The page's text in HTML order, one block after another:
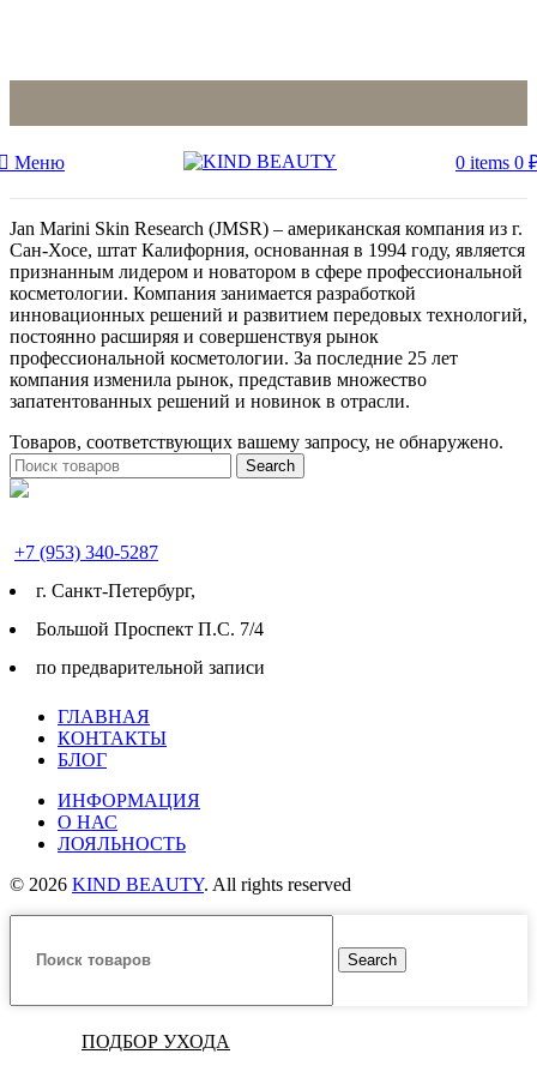
Меню 0 items 0
Jan Marini Skin Research (JMSR) – американская компания из г.
Сан-Хосе, штат Калифорния, основанная в 1994 году, является
признанным лидером и новатором в сфере профессиональной
косметологии. Компания занимается разработкой
инновационных решений и развитием передовых технологий,
постоянно расширяя и совершенствуя рынок
профессиональной косметологии. За последние 25 лет
компания изменила рынок, представив множество
запатентованных решений и новинок в отрасли.
Товаров, соответствующих вашему запросу, не обнаружено.
Search
+7 (953) 340-5287
г. Cанкт-Петербург,
Большой Проспект П.С. 7/4
по предварительной записи
ГЛАВНАЯ
КОНТАКТЫ
БЛОГ
ИНФОРМАЦИЯ
О НАС
ЛОЯЛЬНОСТЬ
© 2026 KIND BEAUTY. All rights reserved
Search
ПОДБОР УХОДА